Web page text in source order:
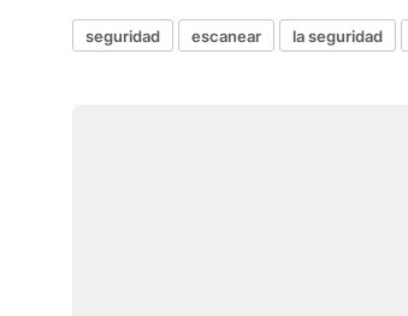
seguridad escanear la seguridad